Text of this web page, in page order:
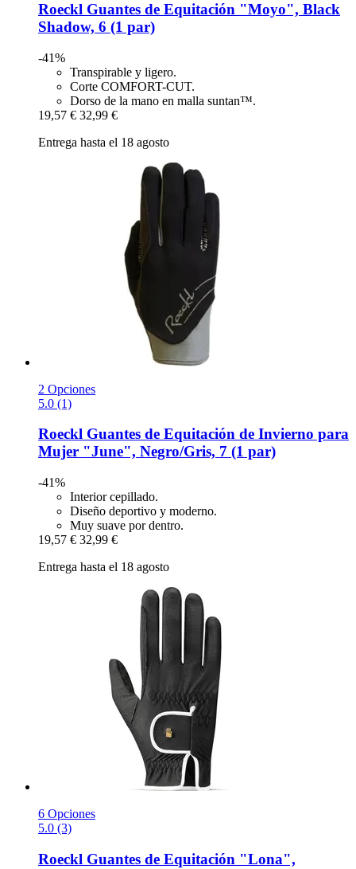
Roeckl Guantes de Equitación "Moyo", Black
Shadow, 6 (1 par)
-41%
Transpirable y ligero.
Corte COMFORT-CUT.
Dorso de la mano en malla suntan™.
19,57 € 32,99 €
Entrega hasta el 18 agosto
2 Opciones
5.0 (1)
Roeckl Guantes de Equitación de Invierno para
Mujer "June", Negro/Gris, 7 (1 par)
-41%
Interior cepillado.
Diseño deportivo y moderno.
Muy suave por dentro.
19,57 € 32,99 €
Entrega hasta el 18 agosto
6 Opciones
5.0 (3)
Roeckl Guantes de Equitación "Lona",